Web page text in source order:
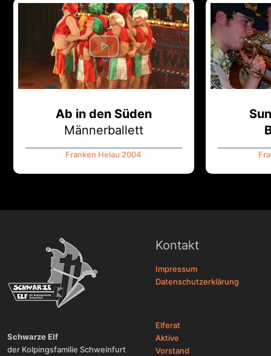
Ab in den Süden
Männerballett
Franken Helau 2004
Schwarze Elf
der Kolpingsfamilie Schweinfurt
Kontakt
Impressum
Datenschutzerklärung
Elferat
Aktive
Vorstand